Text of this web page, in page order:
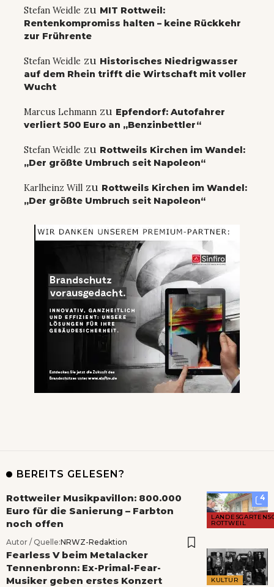
Stefan Weidle zu MIT Rottweil:
Rentenkompromiss halten – keine Rückkehr
zur Frührente
Stefan Weidle zu Historisches Niedrigwasser
auf dem Rhein trifft die Wirtschaft mit voller
Wucht
Marcus Lehmann zu Epfendorf: Autofahrer
verliert 500 Euro an „Benzinbettler“
Stefan Weidle zu Rottweils Kirchen im Wandel:
„Der größte Umbruch seit Napoleon“
Karlheinz Will zu Rottweils Kirchen im Wandel:
„Der größte Umbruch seit Napoleon“
BEREITS GELESEN?
4
ROTTWEIL
Rottweiler Musikpavillon: 800.000
Euro für die Sanierung – Farbton
noch offen
Autor / Quelle:NRWZ-Redaktion
KULTUR
Fearless V beim Metalacker
Tennenbronn: Ex-Primal-Fear-
Musiker geben erstes Konzert